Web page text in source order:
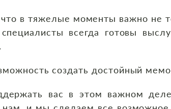
в тяжелые моменты важно не
всегда готовы
создать достойный
вас в этом важном